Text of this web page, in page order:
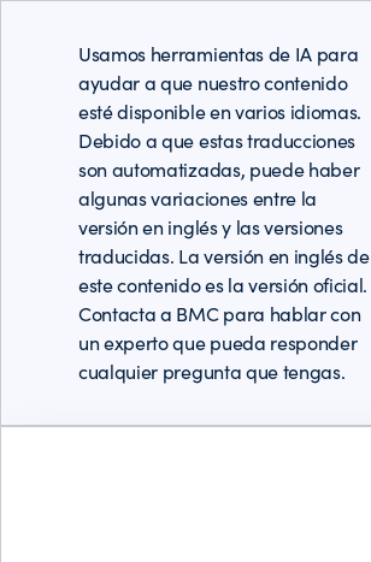
Usamos herramientas de IA para
ayudar a que nuestro contenido
esté disponible en varios idiomas.
Debido a que estas traducciones
son automatizadas, puede haber
algunas variaciones entre la
versión en inglés y las versiones
traducidas. La versión en inglés de
este contenido es la versión oficial.
Contacta a BMC para hablar con
un experto que pueda responder
cualquier pregunta que tengas.